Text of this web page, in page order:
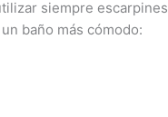
siempre
baño más cómodo: